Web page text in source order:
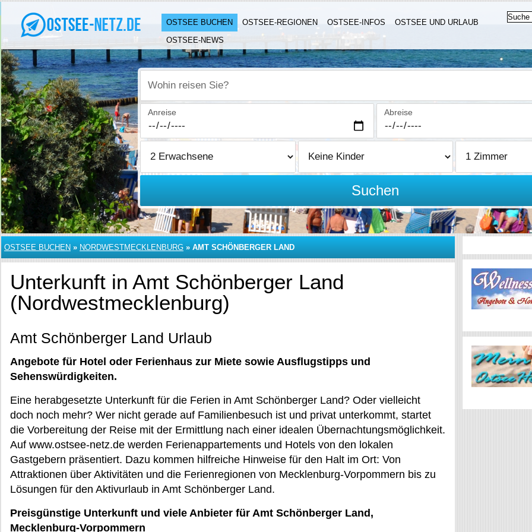
OSTSEE BUCHEN OSTSEE-REGIONEN OSTSEE-INFOS
OSTSEE UND URLAUB
OSTSEE-NEWS
Wohin reisen Sie?
Anreise Abreise
Suchen
OSTSEE BUCHEN » NORDWESTMECKLENBURG » AMT SCHÖNBERGER LAND
Unterkunft in Amt Schönberger Land
(Nordwestmecklenburg)
Amt Schönberger Land Urlaub
Angebote für Hotel oder Ferienhaus zur Miete sowie Ausflugstipps und
Sehenswürdigkeiten.
Eine herabgesetzte Unterkunft für die Ferien in Amt Schönberger Land? Oder vielleicht
doch noch mehr? Wer nicht gerade auf Familienbesuch ist und privat unterkommt, startet
die Vorbereitung der Reise mit der Ermittlung nach einer idealen Übernachtungsmöglichkeit.
Auf www.ostsee-netz.de werden Ferienappartements und Hotels von den lokalen
Gastgebern präsentiert. Dazu kommen hilfreiche Hinweise für den Halt im Ort: Von
Attraktionen über Aktivitäten und die Ferienregionen von Mecklenburg-Vorpommern bis zu
Lösungen für den Aktivurlaub in Amt Schönberger Land.
Preisgünstige Unterkunft und viele Anbieter für Amt Schönberger Land,
Mecklenburg-Vorpommern